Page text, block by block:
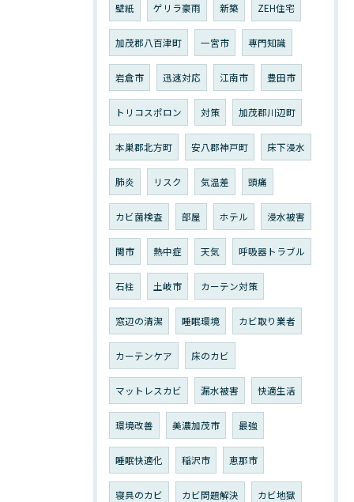
壁紙 ゲリラ豪雨 新築 ZEH住宅
加茂郡八百津町 一宮市 専門知識
岩倉市 迅速対応 江南市 豊田市
トリコスポロン 対策 加茂郡川辺町
本巣郡北方町 安八郡神戸町 床下浸水
肺炎 リスク 気温差 頭痛
カビ菌検査 部屋 ホテル 浸水被害
関市 熱中症 天気 呼吸器トラブル
石柱 土岐市 カーテン対策
窓辺の清潔 睡眠環境 カビ取り業者
カーテンケア 床のカビ
マットレスカビ 漏水被害 快適生活
環境改善 美濃加茂市 最強
睡眠快適化 稲沢市 恵那市
寝具のカビ カビ問題解決 カビ地獄